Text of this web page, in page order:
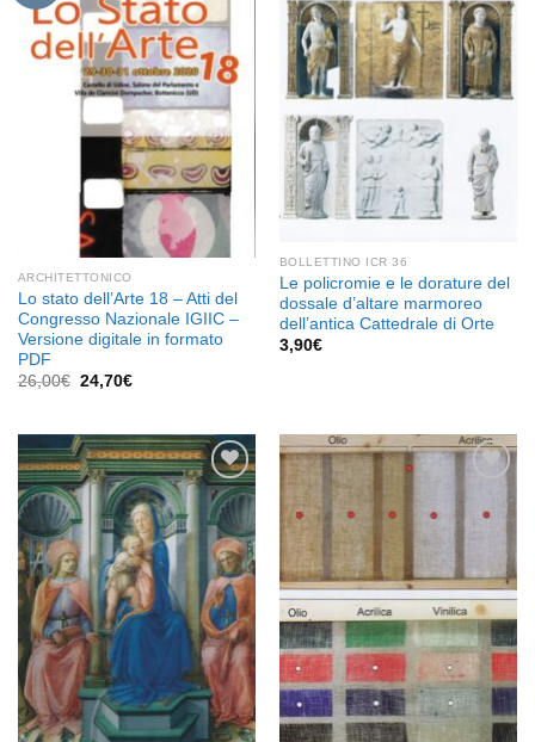
Aggiungi
alla lista
dei
desideri
ARCHITETTONICO
Lo stato dell’Arte 18 – Atti del
Congresso Nazionale IGIIC –
Versione digitale in formato
PDF
26,00€ Il
26,00€.
24,70€Il
24,70€.
Aggiungi
alla lista
dei
desideri
BOLLETTINO ICR 36
Le policromie e le dorature del
dossale d’altare marmoreo
dell’antica Cattedrale di Orte
3,90€
Aggiungi
alla lista
dei
desideri
dei
desideri